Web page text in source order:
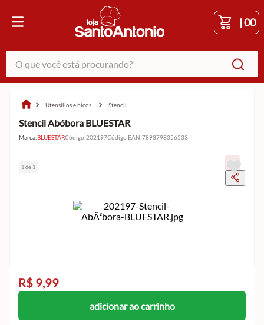
|00
O que você está procurando?
utensílios e bicos stencil
Stencil Abóbora BLUESTAR
Marca:BLUESTARCódigo:202197Código EAN:7893798356533
1 de 1
R$ 9,99
adicionar ao carrinho